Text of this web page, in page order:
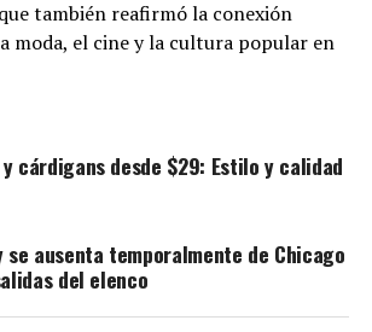
también reafirmó la conexión
moda, el cine y la cultura popular en
cárdigans desde $29: Estilo y calidad
se ausenta temporalmente de Chicago
del elenco